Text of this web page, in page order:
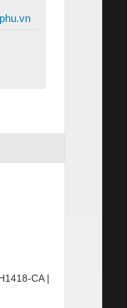
CA |